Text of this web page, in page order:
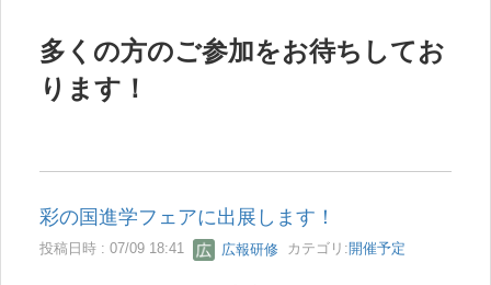
多くの方のご参加をお待ちしてお
ります！
彩の国進学フェアに出展します！
投稿日時 : 07/09 18:41 広報研修 カテゴリ:開催予定